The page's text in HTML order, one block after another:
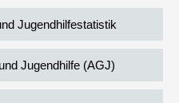
Jugendhilfestatistik
Jugendhilfe (AGJ)